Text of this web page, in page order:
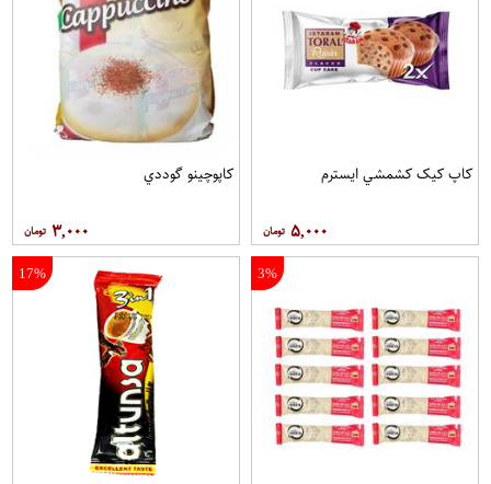
کاپ کيک کشمشي ايسترم
۵,۰۰۰
کاپوچينو گوددي
۳,۰۰۰
3%
17%